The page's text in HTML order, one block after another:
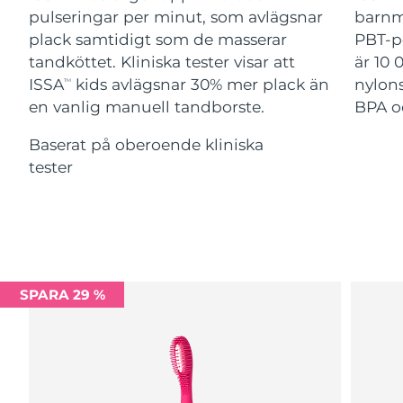
pulseringar per minut, som avlägsnar
plack samtidigt som de masserar
tandköttet. Kliniska tester visar att
ISSATM
kids avlägsnar 30% mer plack än
en vanlig manuell tandborste.
Baserat på oberoende kliniska
tester
PBT-
är 10
BPA
SPARA 29 %
For healthy hair
18% PAP
Kosmetika Man
Handla allt
Israel Förväntad leverans 8/16/26
Italien Förväntad leverans 8/12/26
Japan Förväntad leverans 8/15/26
Jersey Förväntad leverans